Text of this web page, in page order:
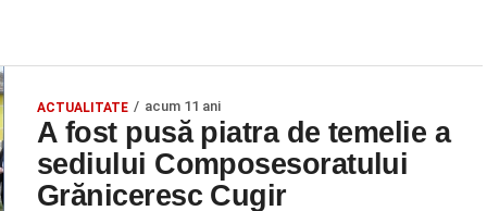
ACTUALITATE acum 11 ani
A fost pusă piatra de temelie a
sediului Composesoratului
Grăniceresc Cugir